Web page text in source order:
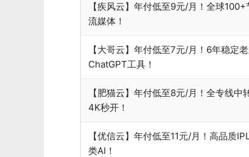
【疾风云】年付低至9元/月！全球
流媒体！
【大哥云】年付低至7元/月！6年稳定
ChatGPT工具！
【肥猫云】年付低至8元/月！全专线
4K秒开！
【优信云】年付低至11元/月！高品质
类AI！